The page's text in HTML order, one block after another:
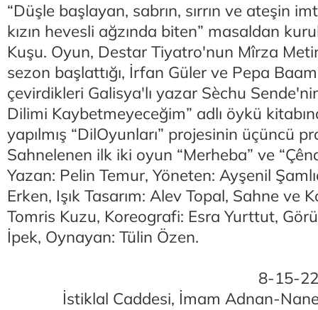
“Düşle başlayan, sabrın, sırrın ve ateşin
kızın hevesli ağzında biten” masaldan
Kuşu. Oyun, Destar Tiyatro'nun Mîrza
sezon başlattığı, İrfan Güler ve Pepa
çevirdikleri Galisya'lı yazar Sèchu
Dilimi Kaybetmeyeceğim” adlı öykü
yapılmış “DilOyunları” projesinin üçüncü
Sahnelenen ilk iki oyun “Merheba” ve
Yazan: Pelin Temur, Yöneten: Ayşenil
Erken, Işık Tasarım: Alev Topal, Sahne ve
Tomris Kuzu, Koreografi: Esra Yurttut,
İpek, Oynayan: Tülin Özen.
8-15-
İstiklal Caddesi, İmam Adnan-